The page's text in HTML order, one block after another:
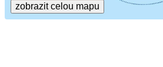
zobrazit celou mapu